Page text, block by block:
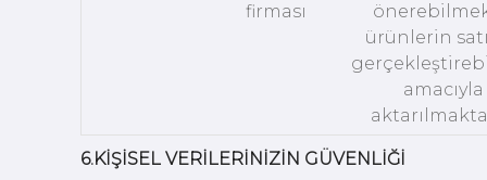
firması
ürünlerin
amacıyla
6.KİŞİSEL VERİLERİNİZİN GÜVENLİĞİ